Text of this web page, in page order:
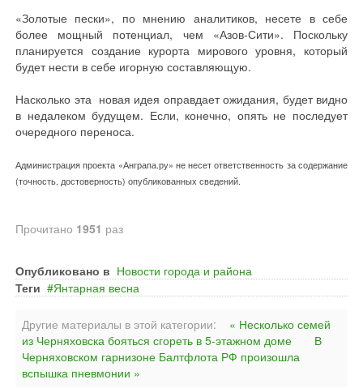
«Золотые пески», по мнению аналитиков, несете в себе
более мощный потенциал, чем «Азов-Сити». Поскольку
планируется создание курорта мирового уровня, который
будет нести в себе игорную составляющую.
Насколько эта новая идея оправдает ожидания, будет видно
в недалеком будущем. Если, конечно, опять не последует
очередного переноса.
Администрация проекта «Анграпа.ру» не несет ответственность за содержание
(точность, достоверность) опубликованных сведений.
Прочитано 1951 раз
Опубликовано в Новости города и района
Теги
Янтарная весна
Другие материалы в этой категории:
« Несколько семей
из Черняховска бояться сгореть в 5-этажном доме
В
Черняховском гарнизоне Балтфлота РФ произошла
вспышка пневмонии »